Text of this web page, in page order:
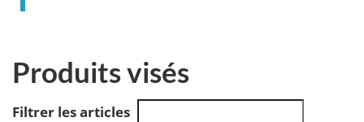
Produits visés
Filtrer les articles